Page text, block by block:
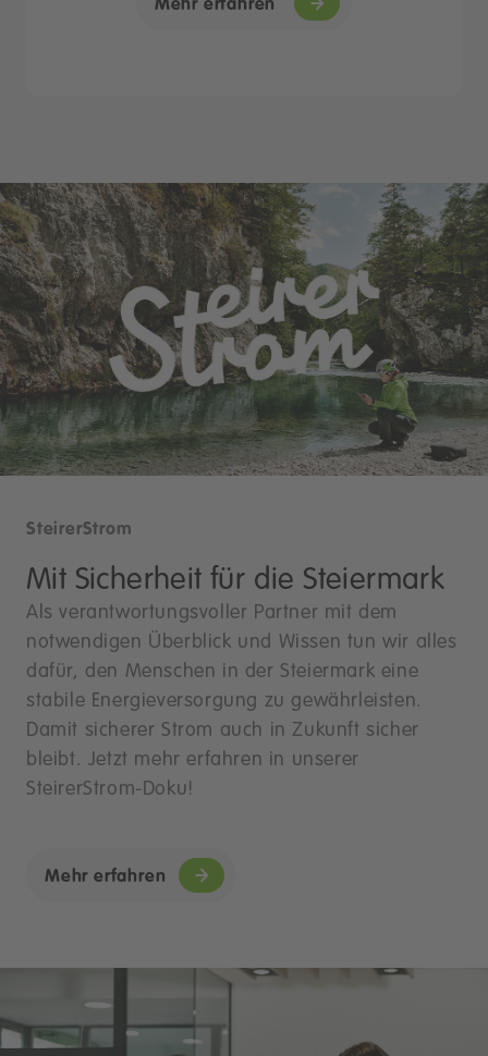
Mehr erfahren
SteirerStrom
Mit Sicherheit für die Steiermark
Als verantwortungsvoller Partner mit dem
notwendigen Überblick und Wissen tun wir alles
dafür, den Menschen in der Steiermark eine
stabile Energieversorgung zu gewährleisten.
Damit sicherer Strom auch in Zukunft sicher
bleibt. Jetzt mehr erfahren in unserer
SteirerStrom-Doku!
Mehr erfahren